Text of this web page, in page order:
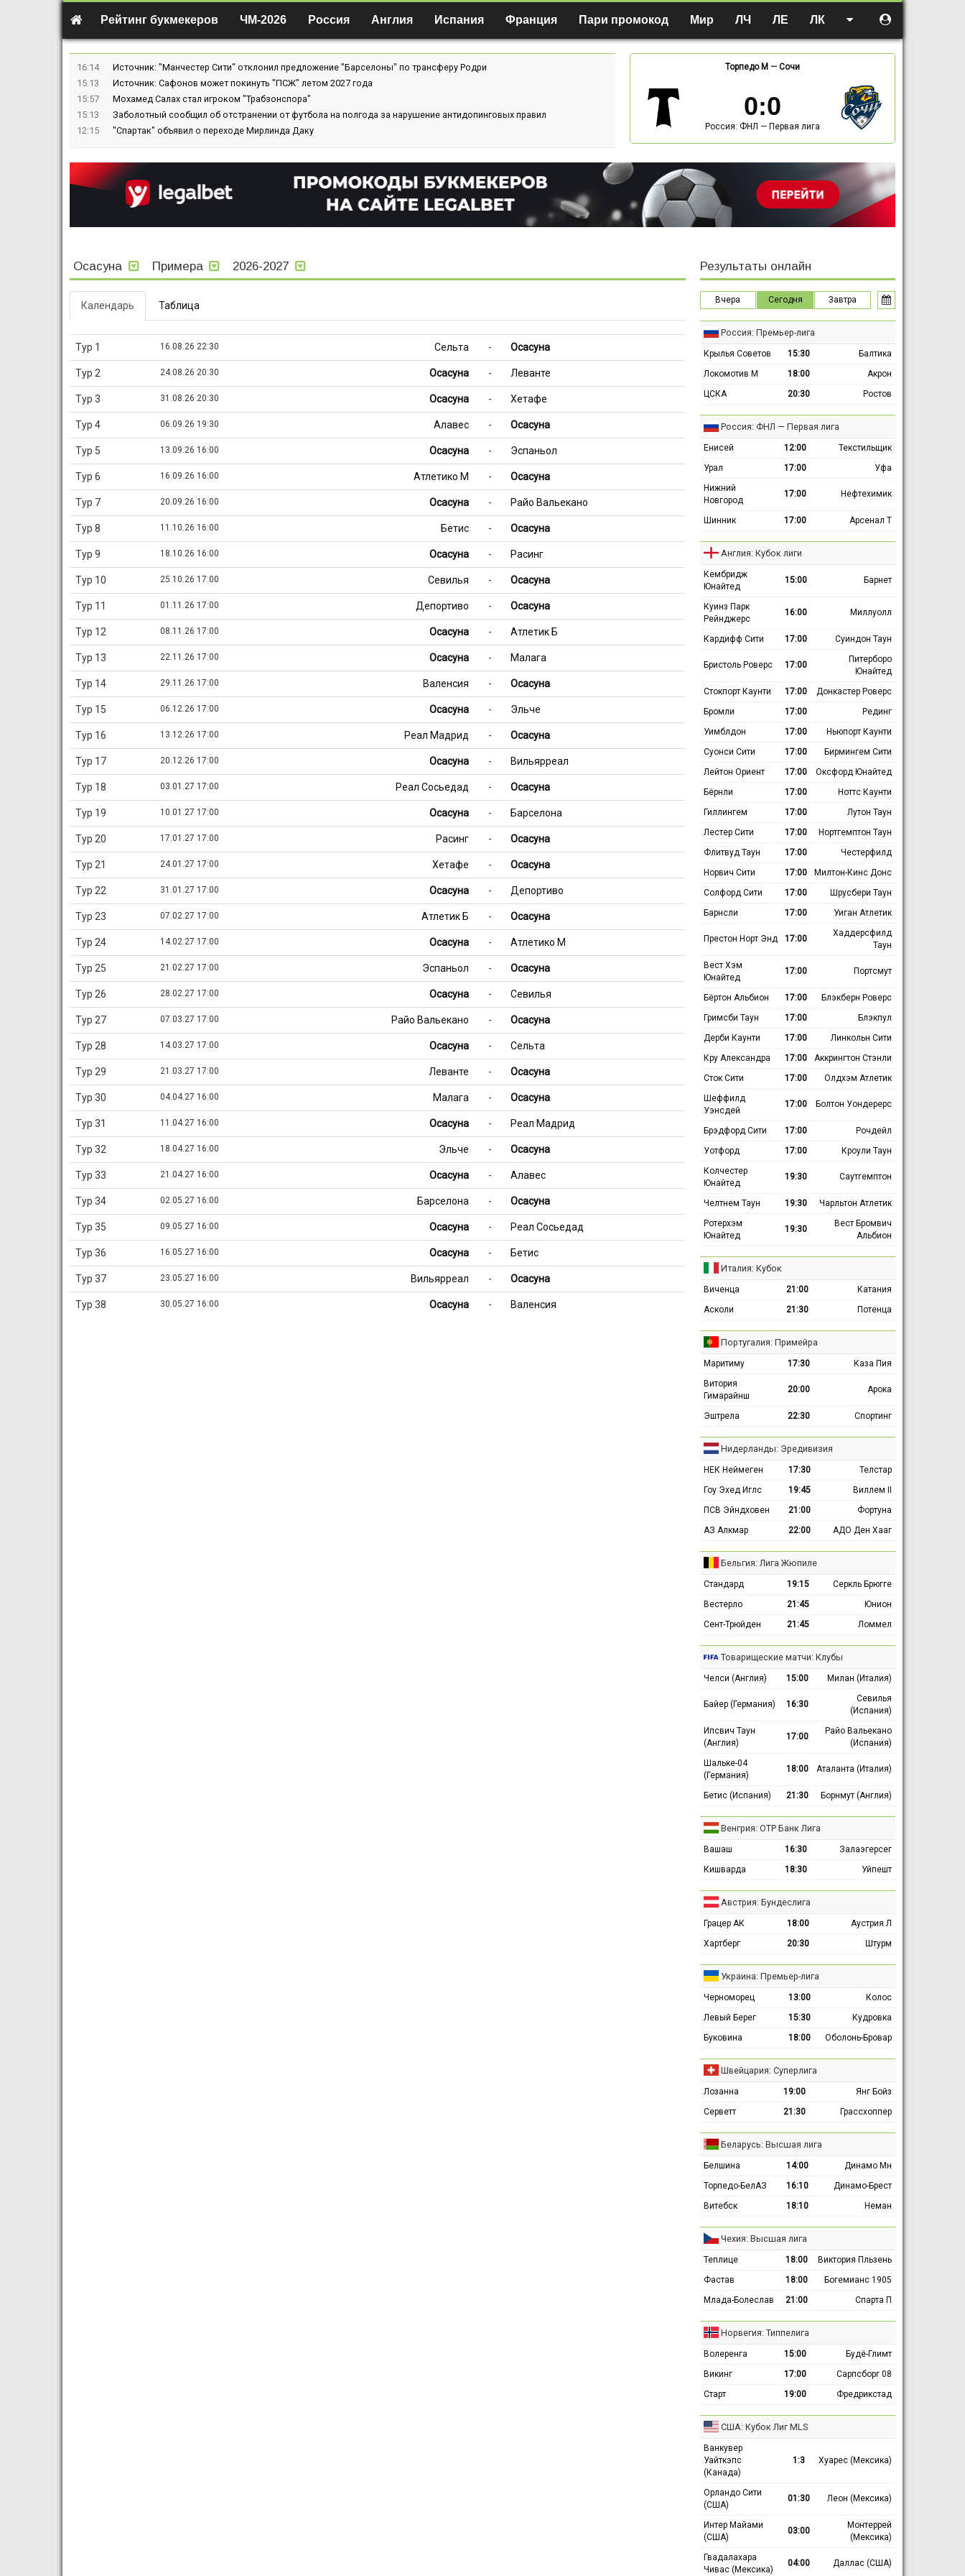
Рейтинг букмекеров ЧМ-2026 Россия Англия Испания Франция Пари промокод Мир ЛЧ ЛЕ ЛК
16:14
Источник: "Манчестер Сити" отклонил предложение "Барселоны" по трансферу Родри
15:13
Источник: Сафонов может покинуть "ПСЖ" летом 2027 года
15:57
Мохамед Салах стал игроком "Трабзонспора"
15:13
Заболотный сообщил об отстранении от футбола на полгода за нарушение антидопинговых правил
12:15
"Спартак" объявил о переходе Мирлинда Даку
Торпедо М — Сочи
0:0
Россия: ФНЛ — Первая лига
Осасуна Примера 2026-2027
Календарь Таблица
Тур 1 16.08.26 22:30 Сельта - Осасуна
Тур 2 24.08.26 20:30 Осасуна - Леванте
Тур 3 31.08.26 20:30 Осасуна - Хетафе
Тур 4 06.09.26 19:30 Алавес - Осасуна
Тур 5 13.09.26 16:00 Осасуна - Эспаньол
Тур 6 16.09.26 16:00 Атлетико М - Осасуна
Тур 7 20.09.26 16:00 Осасуна - Райо Вальекано
Тур 8 11.10.26 16:00 Бетис - Осасуна
Тур 9 18.10.26 16:00 Осасуна - Расинг
Тур 10 25.10.26 17:00 Севилья - Осасуна
Тур 11 01.11.26 17:00 Депортиво - Осасуна
Тур 12 08.11.26 17:00 Осасуна - Атлетик Б
Тур 13 22.11.26 17:00 Осасуна - Малага
Тур 14 29.11.26 17:00 Валенсия - Осасуна
Тур 15 06.12.26 17:00 Осасуна - Эльче
Тур 16 13.12.26 17:00 Реал Мадрид - Осасуна
Тур 17 20.12.26 17:00 Осасуна - Вильярреал
Тур 18 03.01.27 17:00 Реал Сосьедад - Осасуна
Тур 19 10.01.27 17:00 Осасуна - Барселона
Тур 20 17.01.27 17:00 Расинг - Осасуна
Тур 21 24.01.27 17:00 Хетафе - Осасуна
Тур 22 31.01.27 17:00 Осасуна - Депортиво
Тур 23 07.02.27 17:00 Атлетик Б - Осасуна
Тур 24 14.02.27 17:00 Осасуна - Атлетико М
Тур 25 21.02.27 17:00 Эспаньол - Осасуна
Тур 26 28.02.27 17:00 Осасуна - Севилья
Тур 27 07.03.27 17:00 Райо Вальекано - Осасуна
Тур 28 14.03.27 17:00 Осасуна - Сельта
Тур 29 21.03.27 17:00 Леванте - Осасуна
Тур 30 04.04.27 16:00 Малага - Осасуна
Тур 31 11.04.27 16:00 Осасуна - Реал Мадрид
Тур 32 18.04.27 16:00 Эльче - Осасуна
Тур 33 21.04.27 16:00 Осасуна - Алавес
Тур 34 02.05.27 16:00 Барселона - Осасуна
Тур 35 09.05.27 16:00 Осасуна - Реал Сосьедад
Тур 36 16.05.27 16:00 Осасуна - Бетис
Тур 37 23.05.27 16:00 Вильярреал - Осасуна
Тур 38 30.05.27 16:00 Осасуна - Валенсия
Результаты онлайн
Вчера Сегодня Завтра
Россия: Премьер-лига
Крылья Советов 15:30
Балтика
Локомотив М
18:00
Акрон
ЦСКА
20:30 Ростов
Россия: ФНЛ — Первая лига
Енисей 12:00
Текстильщик
Урал
17:00
Уфа
Нижний
Новгород
17:00 Нефтехимик
Шинник 17:00 Арсенал Т
Англия: Кубок лиги
Кембридж
Юнайтед
15:00 Барнет
Куинз Парк
Рейнджерс
16:00 Миллуолл
Кардифф Сити 17:00 Суиндон Таун
Бристоль Роверс 17:00
Питерборо
Юнайтед
Стокпорт Каунти
17:00
Донкастер Роверс
Бромли
17:00
Рединг
Уимблдон
17:00
Ньюпорт Каунти
Суонси Сити
17:00
Бирмингем Сити
Лейтон Ориент
17:00
Оксфорд Юнайтед
Бёрнли
17:00
Ноттс Каунти
Гиллингем
17:00
Лутон Таун
Лестер Сити
17:00
Нортгемптон Таун
Флитвуд Таун
17:00
Честерфилд
Норвич Сити
17:00
Милтон-Кинс Донс
Солфорд Сити
17:00
Шрусбери Таун
Барнсли
17:00 Уиган Атлетик
Престон Норт Энд 17:00
Хаддерсфилд
Таун
Вест Хэм
Юнайтед
17:00 Портсмут
Бёртон Альбион 17:00
Блэкберн Роверс
Гримсби Таун
17:00
Блэкпул
Дерби Каунти
17:00
Линкольн Сити
Кру Александра
17:00
Аккрингтон Стэнли
Сток Сити
17:00
Олдхэм Атлетик
Шеффилд
Уэнсдей
17:00 Болтон Уондерерс
Брэдфорд Сити 17:00
Рочдейл
Уотфорд
17:00
Кроули Таун
Колчестер
Юнайтед
19:30 Саутгемптон
Челтнем Таун 19:30
Чарльтон Атлетик
Ротерхэм
Юнайтед
19:30
Вест Бромвич
Альбион
Италия: Кубок
Виченца 21:00
Катания
Асколи
21:30 Потенца
Португалия: Примейра
Маритиму 17:30
Каза Пия
Витория
Гимарайнш
20:00 Арока
Эштрела 22:30 Спортинг
Нидерланды: Эредивизия
НЕК Неймеген 17:30
Телстар
Гоу Эхед Иглс
19:45
Виллем II
ПСВ Эйндховен
21:00
Фортуна
АЗ Алкмар
22:00 АДО Ден Хааг
Бельгия: Лига Жюпиле
Стандард 19:15
Серкль Брюгге
Вестерло
21:45
Юнион
Сент-Трюйден
21:45 Ломмел
Товарищеские матчи: Клубы
Челси (Англия) 15:00 Милан (Италия)
Байер (Германия) 16:30
Севилья
(Испания)
Ипсвич Таун
(Англия)
17:00
Райо Вальекано
(Испания)
Шальке-04
(Германия)
18:00 Аталанта (Италия)
Бетис (Испания) 21:30 Борнмут (Англия)
Венгрия: ОТР Банк Лига
Вашаш 16:30
Залаэгерсег
Кишварда
18:30 Уйпешт
Австрия: Бундеслига
Грацер АК 18:00
Аустрия Л
Хартберг
20:30 Штурм
Украина: Премьер-лига
Черноморец 13:00
Колос
Левый Берег
15:30
Кудровка
Буковина
18:00 Оболонь-Бровар
Швейцария: Суперлига
Лозанна 19:00
Янг Бойз
Серветт
21:30 Грассхоппер
Беларусь: Высшая лига
Белшина 14:00
Динамо Мн
Торпедо-БелАЗ
16:10
Динамо-Брест
Витебск
18:10 Неман
Чехия: Высшая лига
Теплице 18:00
Виктория Пльзень
Фастав
18:00
Богемианс 1905
Млада-Болеслав
21:00 Спарта П
Норвегия: Типпелига
Волеренга 15:00
Будё-Глимт
Викинг
17:00
Сарпсборг 08
Старт
19:00 Фредрикстад
США: Кубок Лиг MLS
Ванкувер
Уайткэпс
(Канада)
1:3 Хуарес (Мексика)
Орландо Сити
(США)
01:30 Леон (Мексика)
Интер Майами
(США)
03:00
Монтеррей
(Мексика)
Гвадалахара
Чивас (Мексика)
04:00 Даллас (США)